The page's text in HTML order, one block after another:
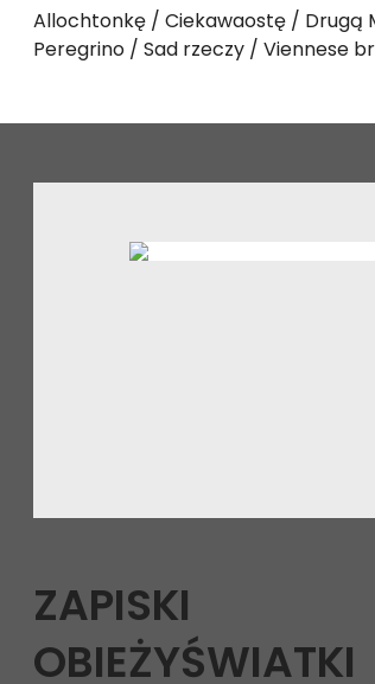
Allochtonkę Ciekawaostę Drugą
Peregrino
Sad rzeczy Viennese
ZAPISKI
OBIEŻYŚWIATKI